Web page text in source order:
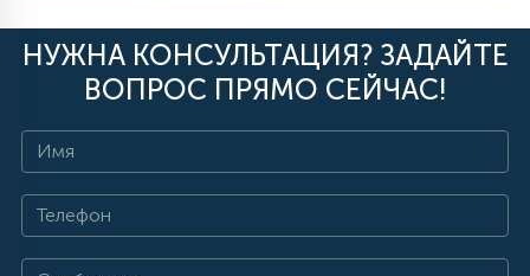
НУЖНА КОНСУЛЬТАЦИЯ? ЗАДАЙТЕ
ВОПРОС ПРЯМО СЕЙЧАС!